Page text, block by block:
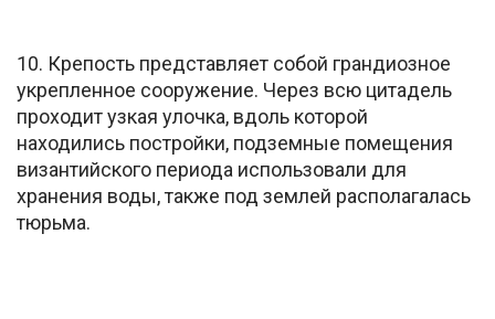
10. Крепость представляет собой грандиозное
укрепленное сооружение. Через всю цитадель
проходит узкая улочка, вдоль которой
находились постройки, подземные помещения
византийского периода использовали для
хранения воды, также под землей располагалась
тюрьма.